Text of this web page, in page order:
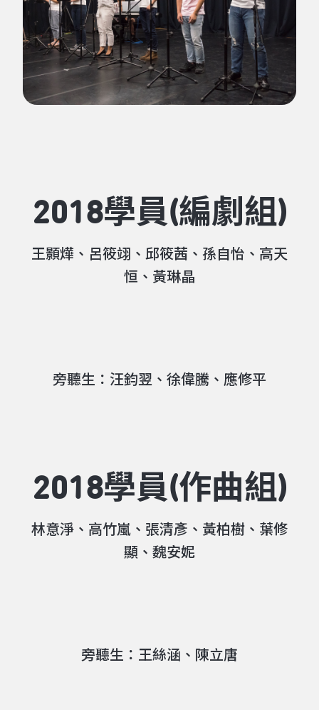
2018學員(編劇組)
王顥燁、呂筱翊、邱筱茜、孫自怡、高天
恒、黃琳晶
旁聽生：汪鈞翌、徐偉騰、應修平
2018學員(作曲組)
林意淨、高竹嵐、張清彥、黃柏樹、葉修
顯、魏安妮
旁聽生：王絲涵、陳立唐